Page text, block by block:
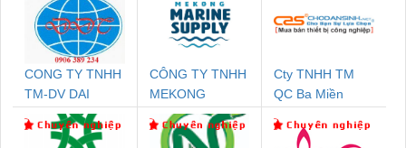
CONG TY TNHH
TM-DV DAI
DONG THANH
CÔNG TY TNHH
MEKONG
MARINE
SUPPLY
Cty TNHH TM
QC Ba Miền